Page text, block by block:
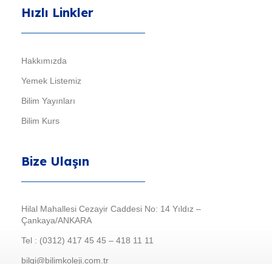
Hızlı Linkler
Hakkımızda
Yemek Listemiz
Bilim Yayınları
Bilim Kurs
Bize Ulaşın
Hilal Mahallesi Cezayir Caddesi No: 14 Yıldız –
Çankaya/ANKARA
Tel : (0312) 417 45 45 – 418 11 11
bilgi@bilimkoleji.com.tr